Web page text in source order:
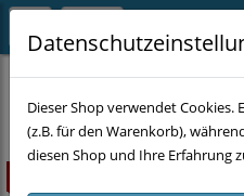
EINZELSTÜCKE
Dieser Shop verwendet Cookies.
(z.B. für den Warenkorb),
diesen Shop und Ihre Erfahrung